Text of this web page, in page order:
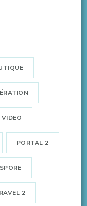
VIDEO
PORTAL 2
SPORE
2